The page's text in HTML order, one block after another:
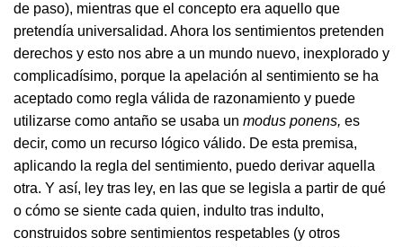
de paso), mientras que el concepto era aquello que
pretendía universalidad. Ahora los sentimientos pretenden
derechos y esto nos abre a un mundo nuevo, inexplorado y
complicadísimo, porque la apelación al sentimiento se ha
aceptado como regla válida de razonamiento y puede
utilizarse como antaño se usaba un modus ponens, es
decir, como un recurso lógico válido. De esta premisa,
aplicando la regla del sentimiento, puedo derivar aquella
otra. Y así, ley tras ley, en las que se legisla a partir de qué
o cómo se siente cada quien, indulto tras indulto,
construidos sobre sentimientos respetables (y otros